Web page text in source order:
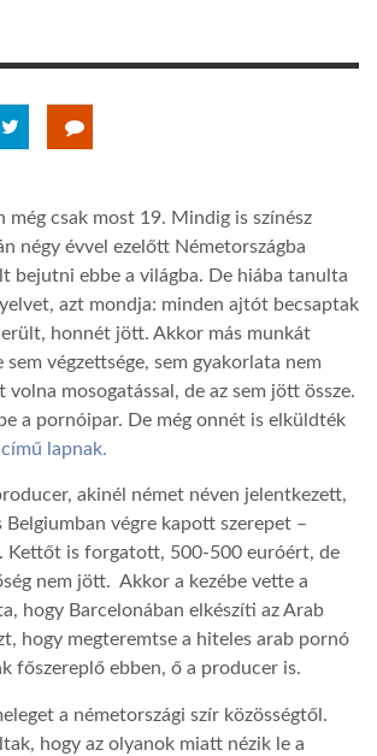
még csak most 19. Mindig is színész
négy évvel ezelőtt Németországba
bejutni ebbe a világba. De hiába tanulta
azt mondja: minden ajtót becsaptak
honnét jött. Akkor más munkát
végzettsége, sem gyakorlata nem
mosogatással, de az sem jött össze.
a pornóipar. De még onnét is elküldték
lapnak.
akinél német néven jelentkezett,
végre kapott szerepet –
Kettőt is forgatott, 500-500 euróért, de
nem jött. Akkor a kezébe vette a
hogy Barcelonában elkészíti az Arab
hogy megteremtse a hiteles arab pornó
főszereplő ebben, ő a producer is.
a németországi szír közösségtől.
hogy az olyanok miatt nézik le a